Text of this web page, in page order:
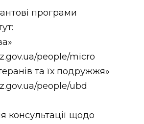
програми
people/micro
та їх подружжя»
people/ubd
консультації щодо